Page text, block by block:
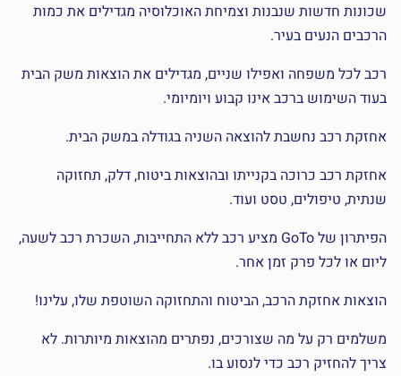
שכונות חדשות שנבנות וצמיחת האוכלוסיה מגדילים את כמות
הרכבים הנעים בעיר.
רכב לכל משפחה ואפילו שניים, מגדילים את הוצאות משק הבית
בעוד השימוש ברכב אינו קבוע ויומיומי.
אחזקת רכב נחשבת להוצאה השניה בגודלה במשק הבית.
אחזקת רכב כרוכה בקנייתו ובהוצאות ביטוח, דלק, תחזוקה
שנתית, טיפולים, טסט ועוד.
הפיתרון של GoTo מציע רכב ללא התחייבות, השכרת רכב לשעה,
ליום או לכל פרק זמן אחר.
הוצאות אחזקת הרכב, הביטוח והתחזוקה השוטפת שלו, עלינו!
משלמים רק על מה שצורכים, נפתרים מהוצאות מיותרות. לא
צריך להחזיק רכב כדי לנסוע בו.